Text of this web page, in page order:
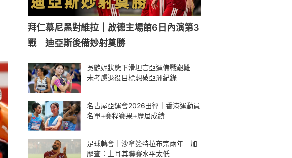
拜仁慕尼黑對維拉｜啟德主場館6日內演第3
戰 迪亞斯後備妙射奠勝
吳艷妮狀態下滑坦言亞運備戰艱難
未考慮退役目標想破亞洲紀錄
名古屋亞運會2026田徑｜香港運動員
名單+賽程賽果+歷屆成績
足球轉會｜沙拿簽特拉布宗兩年 加
歷查：土耳其聯賽水平太低